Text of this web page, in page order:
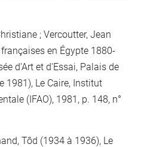
; Vercoutter, Jean
en Égypte 1880-
d'Art et d'Essai, Palais de
1981), Le Caire, Institut
(IFAO), 1981, p. 148, n°
Tôd (1934 à 1936), Le